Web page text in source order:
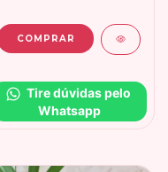
Tire dúvidas pelo
Whatsapp